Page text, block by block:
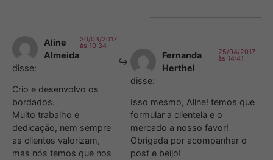
Aline
Almeida
disse:
30/03/2017
às 10:34
Crio e desenvolvo os
bordados.
Muito trabalho e
dedicação, nem sempre
as clientes valorizam,
mas nós temos que nos
Fernanda
Herthel
disse:
25/04/2017
às 14:41
Isso mesmo, Aline! temos que
formular a clientela e o
mercado a nosso favor!
Obrigada por acompanhar o
post e beijo!